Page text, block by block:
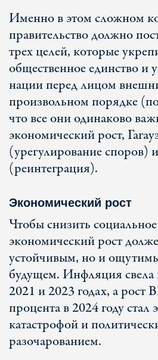
Именно в этом сложном
правительство должно
трех целей, которые
общественное единство и
нации перед лицом
произвольном порядке
что все они одинаково
экономический рост,
(урегулирование споров)
(реинтеграция).
Экономический рост
Чтобы снизить
экономический рост
устойчивым, но и
будущем. Инфляция свела
2021 и 2023 годах, а рост
процента в 2024 году
катастрофой и
разочарованием.